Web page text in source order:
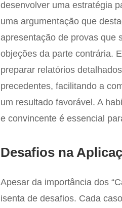
desenvolver uma estratégia
uma argumentação que
apresentação de provas que
objeções da parte contrária.
preparar relatórios
precedentes, facilitando a
um resultado favorável. A
e convincente é essencial
Desafios na
Apesar da importância dos
isenta de desafios. Cada